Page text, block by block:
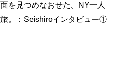
面を見つめなおせた、NY一人
旅。：Seishiroインタビュー①